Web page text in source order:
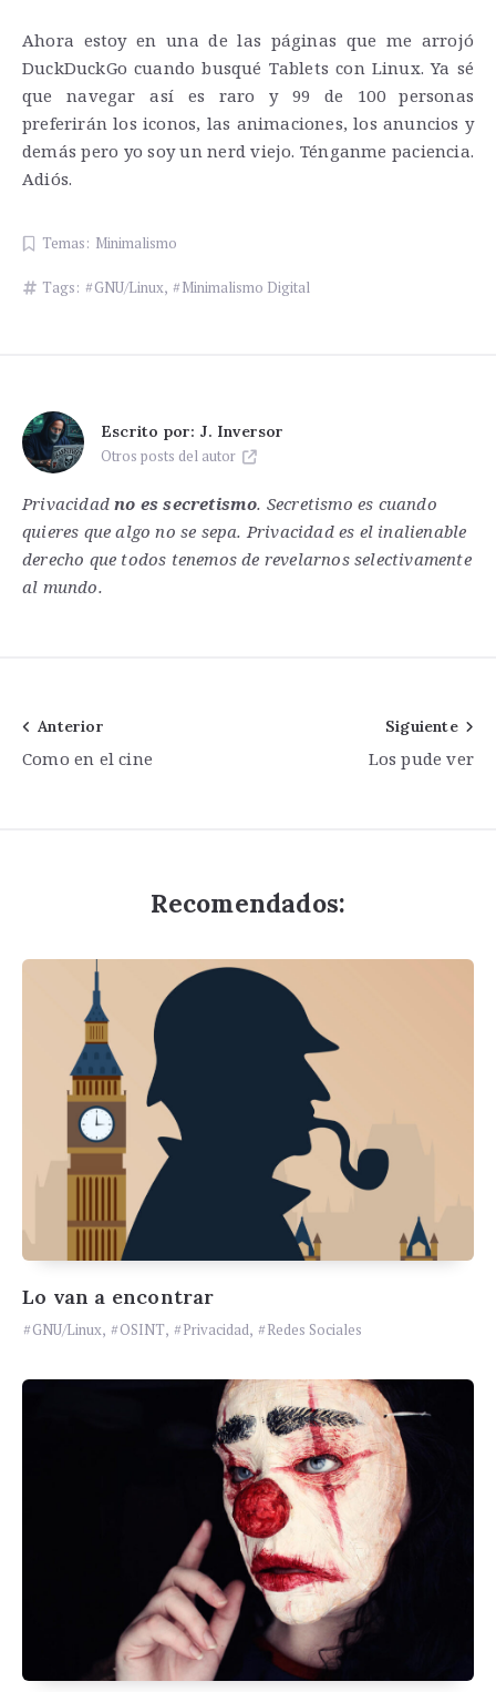
Ahora estoy en una de las páginas que me arrojó
DuckDuckGo cuando busqué Tablets con Linux. Ya sé
que navegar así es raro y 99 de 100 personas
preferirán los iconos, las animaciones, los anuncios y
demás pero yo soy un nerd viejo. Ténganme paciencia.
Adiós.
Temas: Minimalismo
Tags: GNU/Linux, Minimalismo Digital
Escrito por: J. Inversor
Otros posts del autor
Privacidadno es secretismo. Secretismo es cuando
quieres que algo no se sepa. Privacidad es el inalienable
derecho que todos tenemos de revelarnos selectivamente
al mundo.
Navegación
de
Anterior
Como en el cine
Siguiente
Los pude ver
Recomendados:
Lo van a encontrar
GNU/Linux, OSINT, Privacidad, Redes Sociales